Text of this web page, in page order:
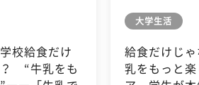
校給食だけ
？ “牛乳をも
大学生活
給食だけじ
乳をもっと